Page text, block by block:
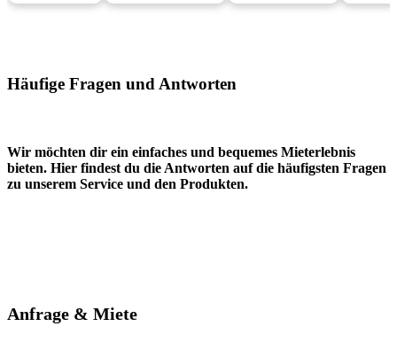
Häufige Fragen und Antworten
Wir möchten dir ein einfaches und bequemes Mieterlebnis
bieten. Hier findest du die Antworten auf die häufigsten Fragen
zu unserem Service und den Produkten.
Anfrage & Miete